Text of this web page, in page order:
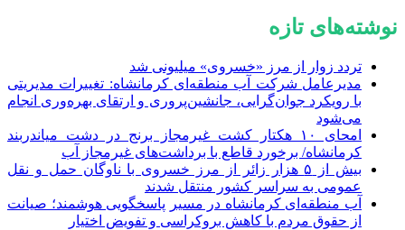
نوشته‌های تازه
تردد زوار از مرز «خسروی» میلیونی شد
مدیرعامل شرکت آب منطقه‌ای کرمانشاه: تغییرات مدیریتی
با رویکرد جوان‌گرایی، جانشین‌پروری و ارتقای بهره‌وری انجام
می‌شود
امحای ۱۰ هکتار کشت غیرمجاز برنج در دشت میاندربند
کرمانشاه/ برخورد قاطع با برداشت‌های غیرمجاز آب
بیش از ۵ هزار زائر از مرز خسروی با ناوگان حمل‌ و نقل
عمومی به سراسر کشور منتقل شدند
آب منطقه‌ای کرمانشاه در مسیر پاسخگویی هوشمند؛ صیانت
از حقوق مردم با کاهش بروکراسی و تفویض اختیار